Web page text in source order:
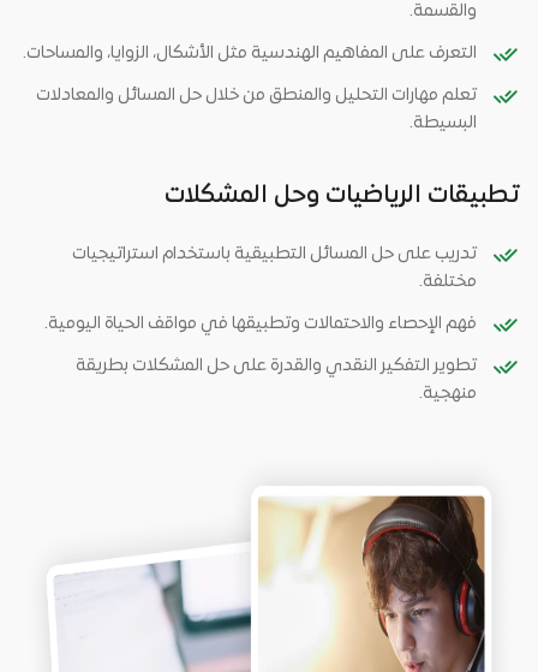
والقسمة.
التعرف على المفاهيم الهندسية مثل الأشكال، الزوايا، والمساحات.
تعلم مهارات التحليل والمنطق من خلال حل المسائل والمعادلات
البسيطة.
تطبيقات الرياضيات وحل المشكلات
تدريب على حل المسائل التطبيقية باستخدام استراتيجيات
مختلفة.
فهم الإحصاء والاحتمالات وتطبيقها في مواقف الحياة اليومية.
تطوير التفكير النقدي والقدرة على حل المشكلات بطريقة
منهجية.